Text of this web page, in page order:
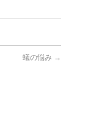
蟻の悩み →